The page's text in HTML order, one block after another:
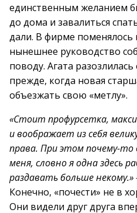
единственным желанием
до дома и завалиться
дали. В фирме поменялось
нынешнее руководство
поводу. Агата
прежде, когда новая
объезжать свою «метлу».
«Стоит профурсетка,
и воображает из себя
права. При этом почему-
меня, словно я одна здесь
раздавать больше
Конечно, «почести» не в
Они видели друг друга